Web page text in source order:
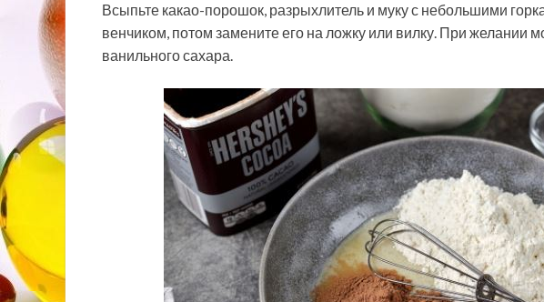
Всыпьте какао-порошок, разрыхлитель и муку с небольшими
венчиком, потом замените его на ложку или вилку. При желании
ванильного сахара.